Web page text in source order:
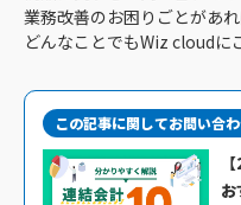
業務改善のお困りごとがあ
どんなことでもWiz cloudに
この記事に関してお問い合